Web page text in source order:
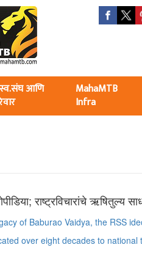
आणि
MahaMTB
Infra
राष्ट्रविचारांचे ऋषितुल्य
of Baburao Vaidya, the RSS
over eight decades to national